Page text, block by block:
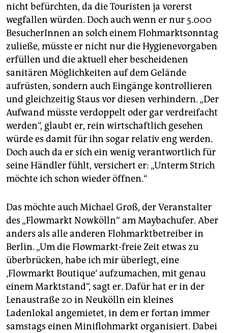
nicht befürchten, da die Touristen ja vorerst
wegfallen würden. Doch auch wenn er nur 5.000
BesucherInnen an solch einem Flohmarktsonntag
zuließe, müsste er nicht nur die Hy­gienevorgaben
erfüllen und die aktuell eher bescheidenen
sanitären Möglichkeiten auf dem Gelände
aufrüsten, sondern auch Eingänge kontrollieren
und gleichzeitig Staus vor diesen verhindern. „Der
Aufwand müsste verdoppelt oder gar verdreifacht
werden“, glaubt er, rein wirtschaftlich gesehen
würde es damit für ihn sogar relativ eng werden.
Doch auch da er sich ein wenig verantwortlich für
seine Händler fühlt, versichert er: „Unterm Strich
möchte ich schon wieder öffnen.“
Das möchte auch Michael Groß, der Veranstalter
des „Flowmarkt Nowkölln“ am Maybach­ufer. Aber
anders als alle anderen Flohmarktbetreiber in
Berlin. „Um die Flowmarkt-freie Zeit etwas zu
überbrücken, habe ich mir überlegt, eine
‚Flowmarkt Boutique‘ aufzumachen, mit genau
einem Marktstand“, sagt er. Dafür hat er in der
Lenau­straße 20 in Neukölln ein kleines
Ladenlokal angemietet, in dem er fortan immer
samstags einen Miniflohmarkt organisiert. Dabei